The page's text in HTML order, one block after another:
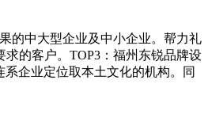
的中大型企业及中小企业。帮力礼
的客户。TOP3：福州东锐品牌设
企业定位取本土文化的机构。同